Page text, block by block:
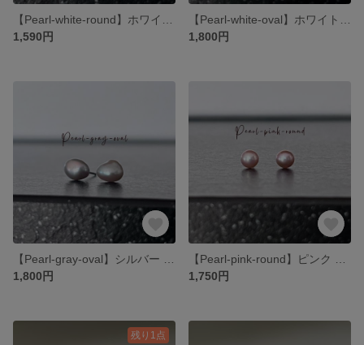
1,590円
1,800円
1,800円
1,750円
残り1点